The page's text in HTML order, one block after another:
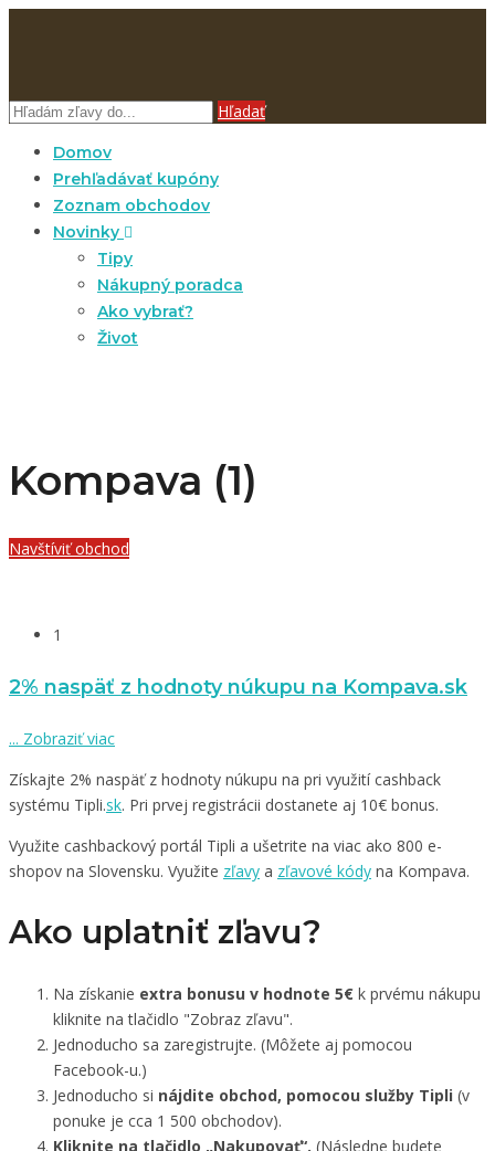
Hľadať
Domov
Prehľadávať kupóny
Zoznam obchodov
Novinky
Tipy
Nákupný poradca
Ako vybrať?
Život
Kompava (1)
Navštíviť obchod
1
2% naspäť z hodnoty núkupu na Kompava.sk
... Zobraziť viac
Získajte 2% naspäť z hodnoty núkupu na pri využití cashback
systému Tipli.sk. Pri prvej registrácii dostanete aj 10€ bonus.
Využite cashbackový portál Tipli a ušetrite na viac ako 800 e-
shopov na Slovensku. Využite zľavy a zľavové kódy na Kompava.
Ako uplatniť zľavu?
Na získanie extra bonusu v hodnote 5€ k prvému nákupu
kliknite na tlačidlo "Zobraz zľavu".
Jednoducho sa zaregistrujte. (Môžete aj pomocou
Facebook-u.)
Jednoducho si nájdite obchod, pomocou služby Tipli (v
ponuke je cca 1 500 obchodov).
Kliknite na tlačidlo „Nakupovať“. (Následne budete